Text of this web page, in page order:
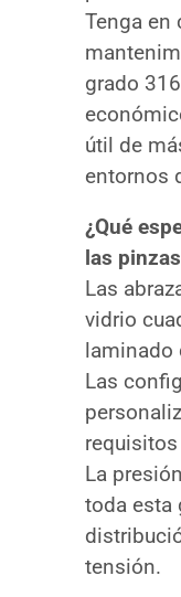
Tenga en
grado
útil de
entornos
¿Qué
las
Las
vidrio
laminado
Las
La
toda esta
tensión.